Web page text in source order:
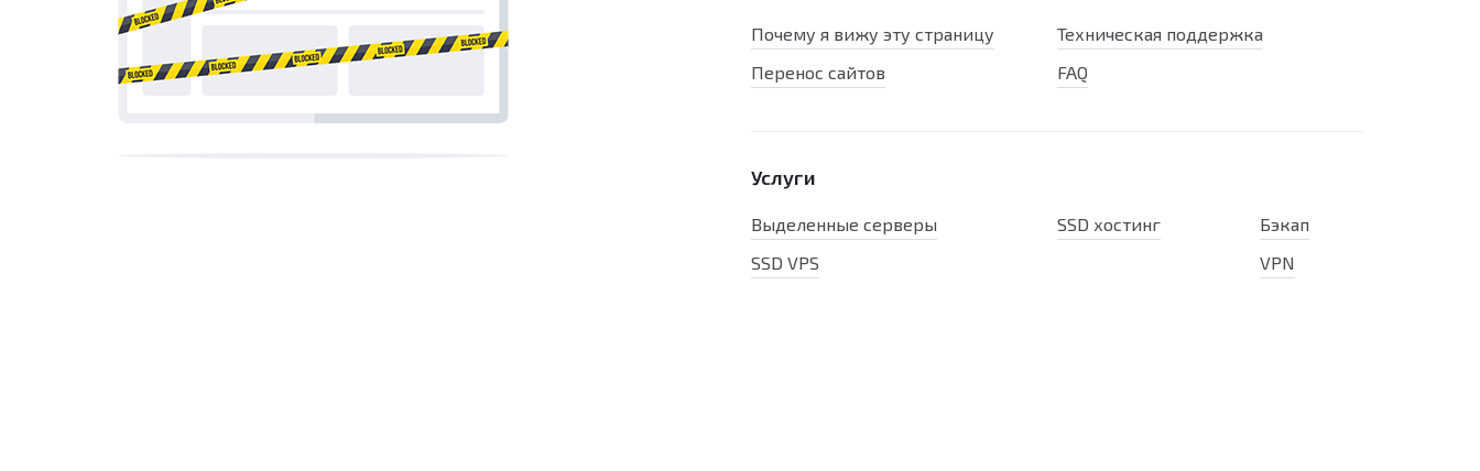
Почему я вижу эту страницу
Перенос сайтов
Техническая поддержка
FAQ
Услуги
Выделенные серверы
SSD VPS
SSD хостинг
Бэкап
VPN